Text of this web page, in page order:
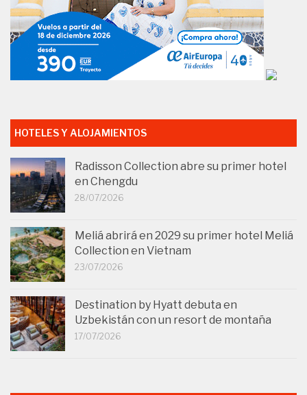
HOTELES Y ALOJAMIENTOS
Radisson Collection abre su primer hotel
en Chengdu
28/07/2026
Meliá abrirá en 2029 su primer hotel Meliá
Collection en Vietnam
23/07/2026
Destination by Hyatt debuta en
Uzbekistán con un resort de montaña
17/07/2026